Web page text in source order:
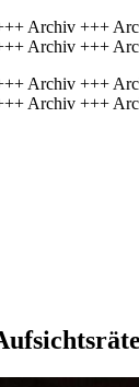
Archiv +++
Archiv +++
Archiv +++
Archiv +++